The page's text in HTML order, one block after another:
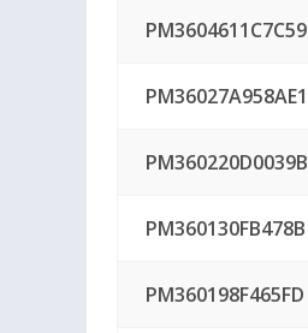
PM3604611C7C59
PM36027A958AE1
PM360220D0039B
PM360130FB478B
PM360198F465FD